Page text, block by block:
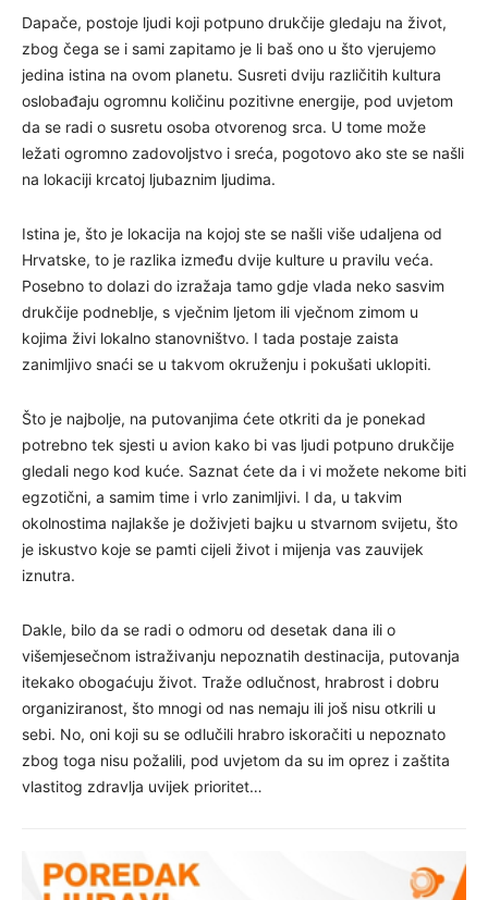
Dapače, postoje ljudi koji potpuno drukčije gledaju na život,
zbog čega se i sami zapitamo je li baš ono u što vjerujemo
jedina istina na ovom planetu. Susreti dviju različitih kultura
oslobađaju ogromnu količinu pozitivne energije, pod uvjetom
da se radi o susretu osoba otvorenog srca. U tome može
ležati ogromno zadovoljstvo i sreća, pogotovo ako ste se našli
na lokaciji krcatoj ljubaznim ljudima.
Istina je, što je lokacija na kojoj ste se našli više udaljena od
Hrvatske, to je razlika između dvije kulture u pravilu veća.
Posebno to dolazi do izražaja tamo gdje vlada neko sasvim
drukčije podneblje, s vječnim ljetom ili vječnom zimom u
kojima živi lokalno stanovništvo. I tada postaje zaista
zanimljivo snaći se u takvom okruženju i pokušati uklopiti.
Što je najbolje, na putovanjima ćete otkriti da je ponekad
potrebno tek sjesti u avion kako bi vas ljudi potpuno drukčije
gledali nego kod kuće. Saznat ćete da i vi možete nekome biti
egzotični, a samim time i vrlo zanimljivi. I da, u takvim
okolnostima najlakše je doživjeti bajku u stvarnom svijetu, što
je iskustvo koje se pamti cijeli život i mijenja vas zauvijek
iznutra.
Dakle, bilo da se radi o odmoru od desetak dana ili o
višemjesečnom istraživanju nepoznatih destinacija, putovanja
itekako obogaćuju život. Traže odlučnost, hrabrost i dobru
organiziranost, što mnogi od nas nemaju ili još nisu otkrili u
sebi. No, oni koji su se odlučili hrabro iskoračiti u nepoznato
zbog toga nisu požalili, pod uvjetom da su im oprez i zaštita
vlastitog zdravlja uvijek prioritet…